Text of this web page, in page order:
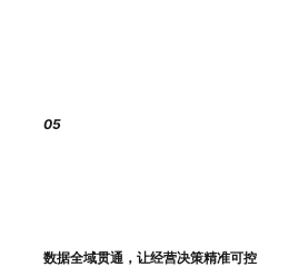
05
数据全域贯通，让经营决策精准可控